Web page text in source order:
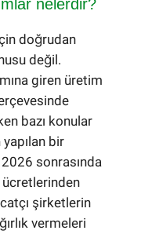
nelerdir?
doğrudan
değil.
giren üretim
bazı konular
bir
sonrasında
şirketlerin
vermeleri